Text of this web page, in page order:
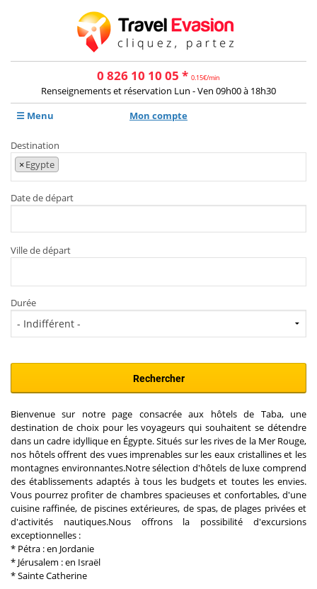
0 826 10 10 05 * 0.15€/min
Renseignements et réservation Lun - Ven 09h00 à 18h30
☰ Menu
Mon compte
Destination
×Egypte
Date de départ
Ville de départ
Durée
Bienvenue sur notre page consacrée aux hôtels de Taba, une
destination de choix pour les voyageurs qui souhaitent se détendre
dans un cadre idyllique en Égypte. Situés sur les rives de la Mer Rouge,
nos hôtels offrent des vues imprenables sur les eaux cristallines et les
montagnes environnantes.Notre sélection d'hôtels de luxe comprend
des établissements adaptés à tous les budgets et toutes les envies.
Vous pourrez profiter de chambres spacieuses et confortables, d'une
cuisine raffinée, de piscines extérieures, de spas, de plages privées et
d'activités nautiques.Nous offrons la possibilité d'excursions
exceptionnelles :
* Pétra : en Jordanie
* Jérusalem : en Israël
* Sainte Catherine